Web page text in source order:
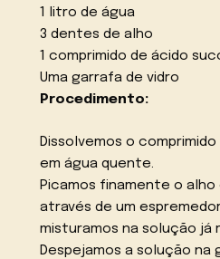
1 litro de água
3 dentes de alho
1 comprimido de ácido
Uma garrafa de vidro
Procedimento:
Dissolvemos o
em água quente.
Picamos finamente o alho
através de um
misturamos na solução já
Despejamos a solução na